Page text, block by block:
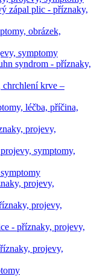
zápal plic - příznaky,
obrázek,
symptomy
syndrom - příznaky,
chrchlení krve –
léčba, příčina,
projevy,
symptomy,
projevy,
projevy,
- příznaky, projevy,
projevy,